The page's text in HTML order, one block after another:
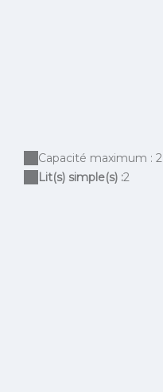
Capacité maximum : 2
Lit(s) simple(s) :2